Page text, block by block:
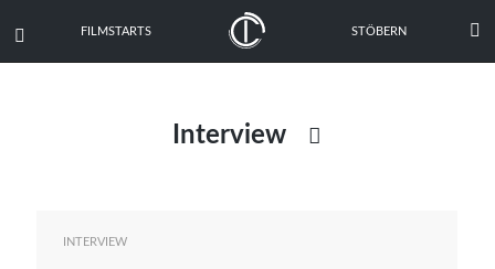
 FILMSTARTS STÖBERN 
Interview 
INTERVIEW